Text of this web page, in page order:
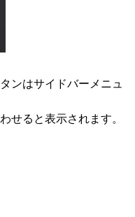
ンはサイドバーメニュ
せると表示されます。